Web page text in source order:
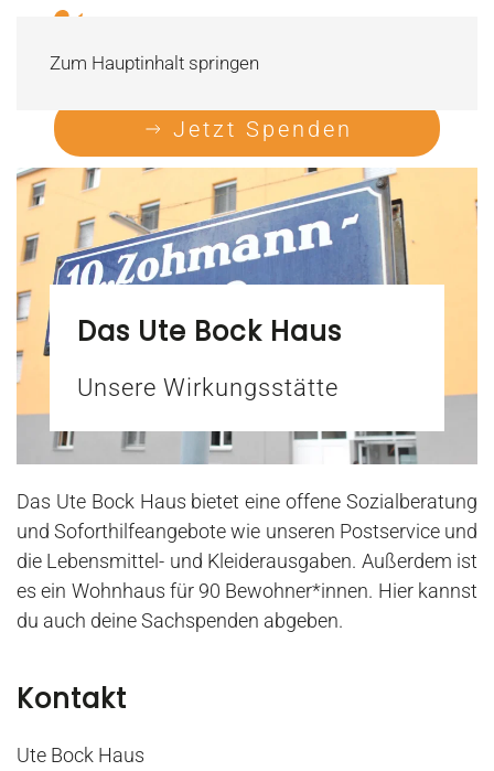
Zum Hauptinhalt springen
Jetzt Spenden
Das Ute Bock Haus
Unsere Wirkungsstätte
Das Ute Bock Haus bietet eine offene Sozialberatung
und Soforthilfeangebote wie unseren Postservice und
die Lebensmittel- und Kleiderausgaben. Außerdem ist
es ein Wohnhaus für 90 Bewohner*innen. Hier kannst
du auch deineSachspenden abgeben.
Kontakt
Ute Bock Haus